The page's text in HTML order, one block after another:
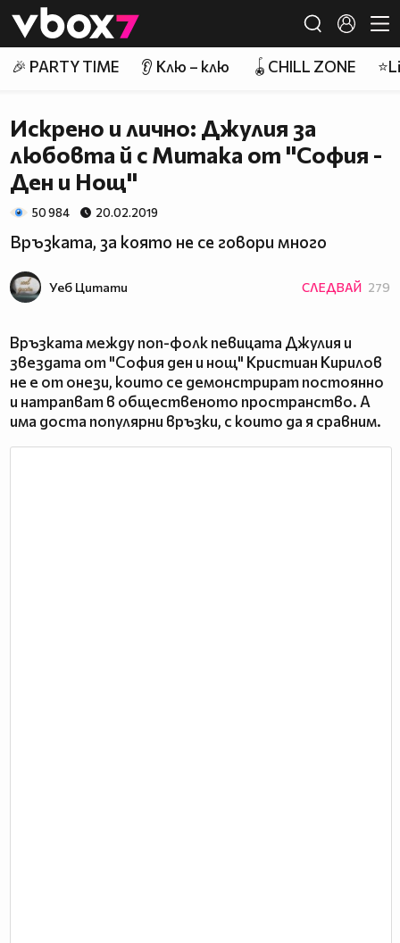
👾
🎉 PARTY TIME 👂 Клю – клю 🪀CHILL ZONE
Искрено и лично: Джулия за
любовта й с Митака от ''София -
Ден и Нощ''
50 984 20.02.2019
Връзката, за която не се говори много
Уеб Цитати СЛЕДВАЙ 279
Връзката между поп-фолк певицата Джулия и
звездата от "София ден и нощ" Кристиан Кирилов
не е от онези, които се демонстрират постоянно
и натрапват в общественото пространство. А
има доста популярни връзки, с които да я сравним.